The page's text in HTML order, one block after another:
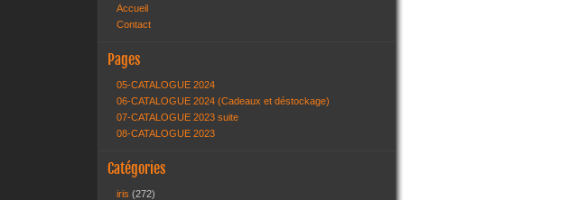
Accueil
Contact
Pages
05-CATALOGUE 2024
06-CATALOGUE 2024 (Cadeaux et déstockage)
07-CATALOGUE 2023 suite
08-CATALOGUE 2023
Catégories
iris (272)